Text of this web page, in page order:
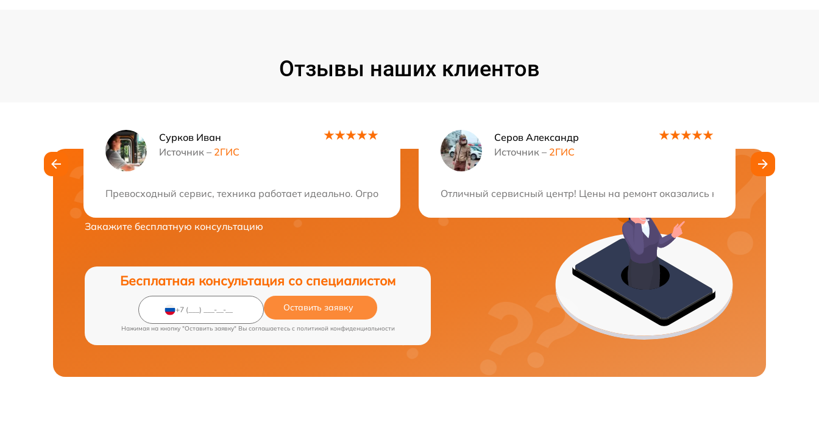
Отзывы наших клиентов
Сурков Иван
Источник – 2ГИС
Превосходный сервис, техника работает идеально. Огромная благодарность мастерам за их профессиональный подход и заботу.
Серов Александр
Источник – 2ГИС
Отличный сервисный центр! Цены на ремонт оказались ниже ожидаемых.
Нужна консультация?
Закажите бесплатную консультацию
Бесплатная консультация со специалистом
Оставить заявку
Нажимая на кнопку "Оставить заявку" Вы соглашаетесь c политикой конфиденциальности